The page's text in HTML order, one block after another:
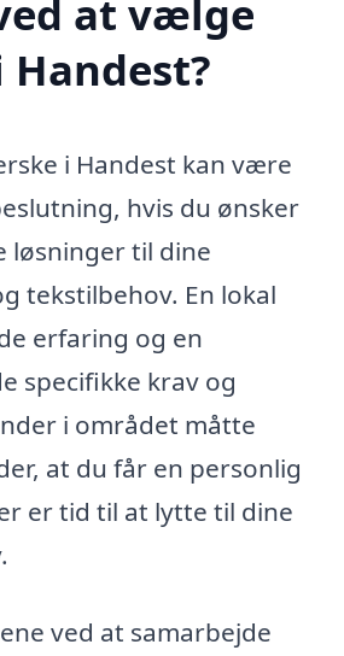
at vælge
Handest?
i Handest kan være
hvis du ønsker
løsninger til dine
tekstilbehov. En lokal
erfaring og en
specifikke krav og
i området måtte
at du får en personlig
er tid til at lytte til dine
ved at samarbejde